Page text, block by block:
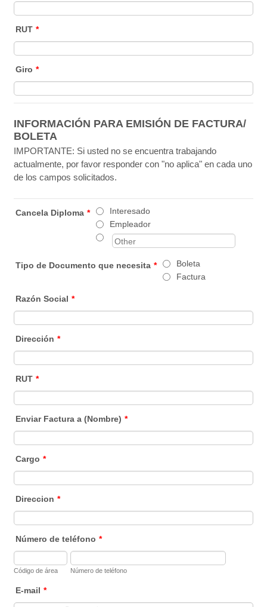
RUT *
Giro *
INFORMACIÓN PARA EMISIÓN DE FACTURA/
BOLETA
IMPORTANTE: Si usted no se encuentra trabajando
actualmente, por favor responder con "no aplica" en cada uno
de los campos solicitados.
Cancela Diploma *
Interesado
Empleador
Tipo de Documento que necesita *
Boleta
Factura
Razón Social *
Dirección *
RUT *
Enviar Factura a (Nombre) *
Cargo *
Direccion *
Número de teléfono *
Código de área Número de teléfono
E-mail *